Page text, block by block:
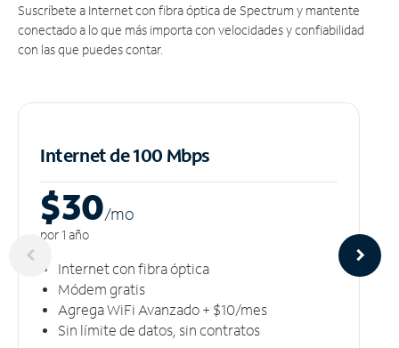
Suscríbete a Internet con fibra óptica de Spectrum y mantente
conectado a lo que más importa con velocidades y confiabilidad
con las que puedes contar.
Internet de 100 Mbps
$30/mo
por 1 año
Internet con fibra óptica
Módem gratis
Agrega WiFi Avanzado + $10/mes
Sin límite de datos, sin contratos